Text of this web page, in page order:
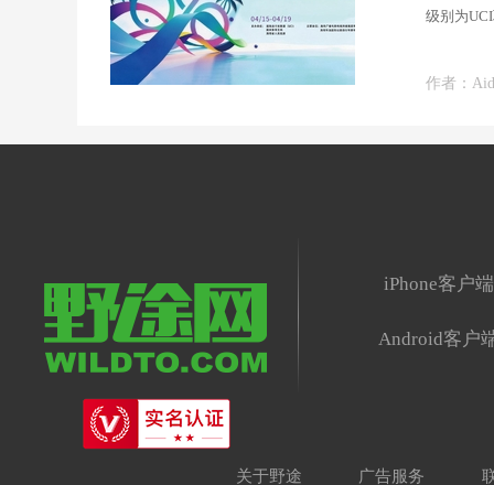
级别为
作者：
iPhone客户端
Android客户
关于野途 广告服务